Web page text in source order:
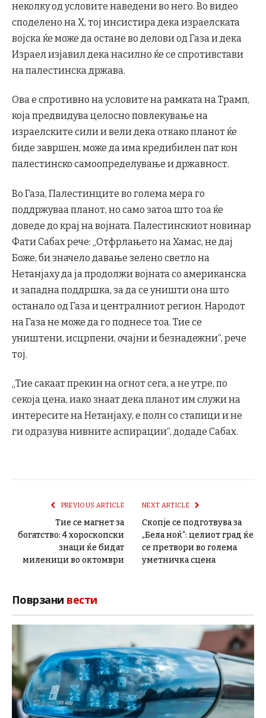
неколку од условите наведени во него. Во видео
споделено на X, тој инсистира дека израелската
војска ќе може да остане во делови од Газа и дека
Израел изјавил дека насилно ќе се спротивстави
на палестинска држава.
Ова е спротивно на условите на рамката на Трамп,
која предвидува целосно повлекување на
израелските сили и вели дека откако планот ќе
биде завршен, може да има кредибилен пат кон
палестинско самоопределување и државност.
Во Газа, Палестинците во голема мера го
поддржуваа планот, но само затоа што тоа ќе
доведе до крај на војната. Палестинскиот новинар
Фати Сабах рече: „Отфрлањето на Хамас, не дај
Боже, би значело давање зелено светло на
Нетанјаху да ја продолжи војната со американска
и западна поддршка, за да се уништи она што
останало од Газа и централниот регион. Народот
на Газа не може да го поднесе тоа. Тие се
уништени, исцрпени, очајни и безнадежни“, рече
тој.
„Тие сакаат прекин на огнот сега, а не утре, по
секоја цена, иако знаат дека планот им служи на
интересите на Нетанјаху, е полн со стапици и не
ги одразува нивните аспирации“, додаде Сабах.
PREVIOUS ARTICLE
Тие се магнет за
богатство: 4 хороскопски
знаци ќе бидат
миленици во октомври
NEXT ARTICLE
Скопје се подготвува за
„Бела ноќ“: целиот град ќе
се претвори во голема
уметничка сцена
Поврзани вести